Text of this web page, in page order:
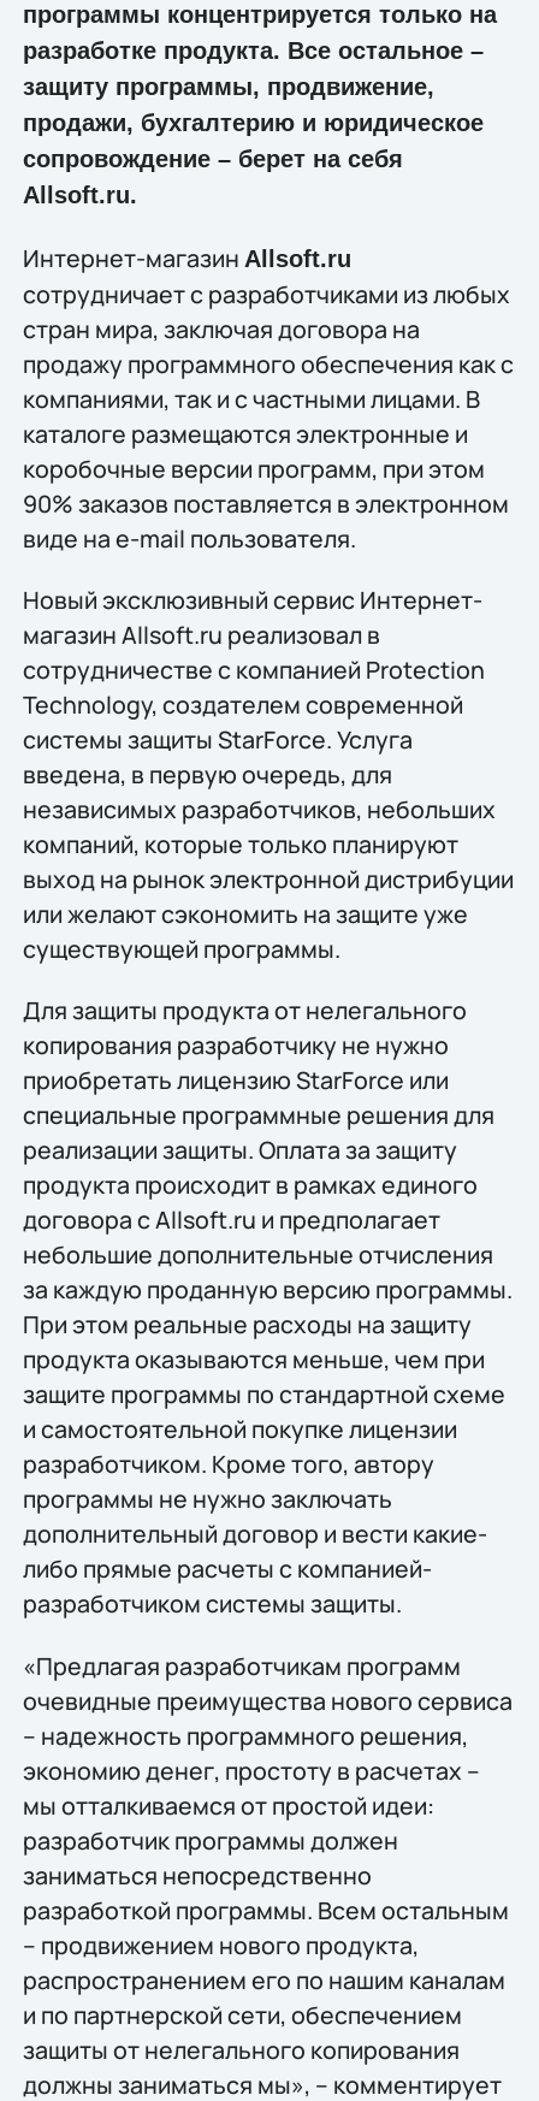
программы концентрируется только на
разработке продукта. Все остальное –
защиту программы, продвижение,
продажи, бухгалтерию и юридическое
сопровождение – берет на себя
Allsoft.ru.
Интернет-магазин Allsoft.ru
сотрудничает с разработчиками из любых
стран мира, заключая договора на
продажу программного обеспечения как с
компаниями, так и с частными лицами. В
каталоге размещаются электронные и
коробочные версии программ, при этом
90% заказов поставляется в электронном
виде на e-mail пользователя.
Новый эксклюзивный сервис Интернет-
магазин Allsoft.ru реализовал в
сотрудничестве с компанией Protection
Technology, создателем современной
системы защиты StarForce. Услуга
введена, в первую очередь, для
независимых разработчиков, небольших
компаний, которые только планируют
выход на рынок электронной дистрибуции
или желают сэкономить на защите уже
существующей программы.
Для защиты продукта от нелегального
копирования разработчику не нужно
приобретать лицензию StarForce или
специальные программные решения для
реализации защиты. Оплата за защиту
продукта происходит в рамках единого
договора с Allsoft.ru и предполагает
небольшие дополнительные отчисления
за каждую проданную версию программы.
При этом реальные расходы на защиту
продукта оказываются меньше, чем при
защите программы по стандартной схеме
и самостоятельной покупке лицензии
разработчиком. Кроме того, автору
программы не нужно заключать
дополнительный договор и вести какие-
либо прямые расчеты с компанией-
разработчиком системы защиты.
«Предлагая разработчикам программ
очевидные преимущества нового сервиса
– надежность программного решения,
экономию денег, простоту в расчетах –
мы отталкиваемся от простой идеи:
разработчик программы должен
заниматься непосредственно
разработкой программы. Всем остальным
– продвижением нового продукта,
распространением его по нашим каналам
и по партнерской сети, обеспечением
защиты от нелегального копирования
должны заниматься мы», – комментирует